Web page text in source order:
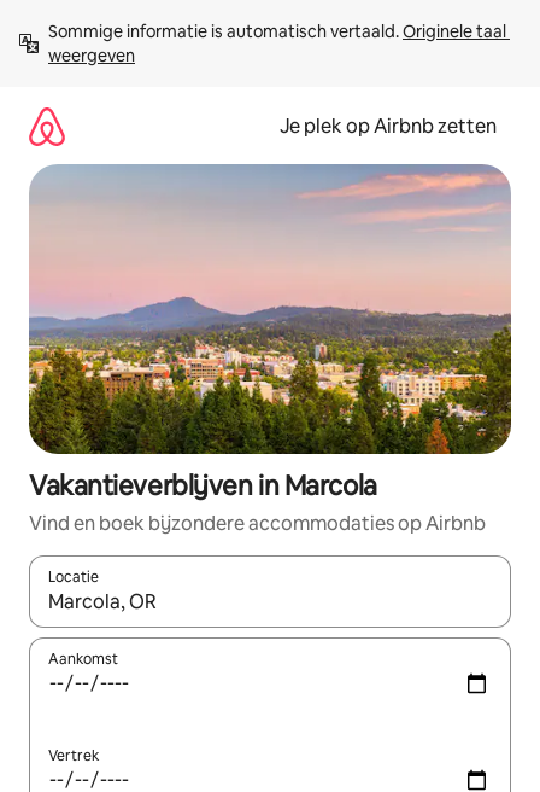
direct
naar
Sommige informatie is automatisch vertaald. Originele taal
weergeven
Je plek op Airbnb zetten
Vakantieverblijven in Marcola
Vind en boek bijzondere accommodaties op Airbnb
Locatie
Wanneer er resultaten beschikbaar zijn, maak je een keuze
Aankomst
Vertrek